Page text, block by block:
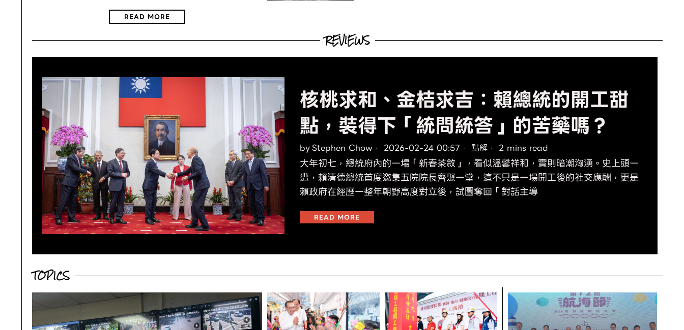
READ MORE
REVIEWS
核桃求和、金桔求吉：賴總統的開工甜
點，裝得下「統問統答」的苦藥嗎？
byStephen Chow 2026-02-24 00:57 點解 2 mins read
大年初七，總統府內的一場「新春茶敘」，看似溫馨祥和，實則暗潮洶湧。史上頭一
遭，賴清德總統首度邀集五院院長齊聚一堂，這不只是一場開工後的社交應酬，更是
賴政府在經歷一整年朝野高度對立後，試圖奪回「對話主導
READ MORE
TOPICS